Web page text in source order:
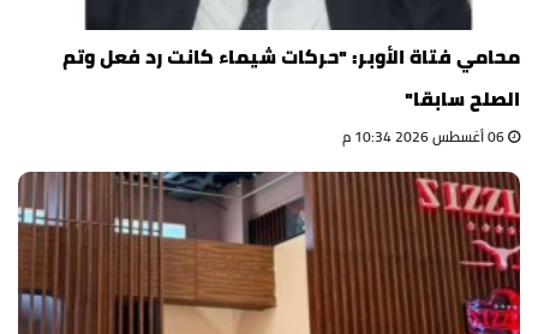
محامي فتاة الأوبر: "حركات شيماء كانت رد فعل وتم
الصلح سابقا"